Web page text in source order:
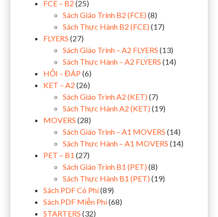
FCE – B2 (25)
Sách Giáo Trình B2 (FCE) (8)
Sách Thực Hành B2 (FCE) (17)
FLYERS (27)
Sách Giáo Trình – A2 FLYERS (13)
Sách Thực Hành – A2 FLYERS (14)
HỎI – ĐÁP (6)
KET – A2 (26)
Sách Giáo Trình A2 (KET) (7)
Sách Thực Hành A2 (KET) (19)
MOVERS (28)
Sách Giáo Trình – A1 MOVERS (14)
Sách Thực Hành – A1 MOVERS (14)
PET – B1 (27)
Sách Giáo Trình B1 (PET) (8)
Sách Thực Hành B1 (PET) (19)
Sách PDF Có Phí(89)
Sách PDF Miễn Phí(68)
STARTERS (32)